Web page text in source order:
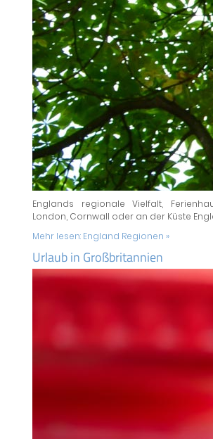
Englands regionale Vielfalt,
London, Cornwall oder an der Küste
Mehr lesen: England Regionen »
Urlaub in Großbritannien